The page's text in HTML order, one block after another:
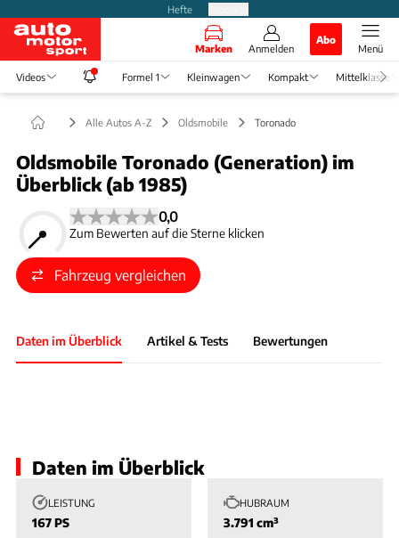
Hefte
Marken Anmelden
Abo
Menü
Videos Formel 1 Kleinwagen Kompakt Mittelklasse
Alle Autos A-Z Oldsmobile Toronado
Oldsmobile Toronado (Generation) im
Überblick (ab 1985)
0,0
Zum Bewerten auf die Sterne klicken
Fahrzeug vergleichen
Daten im Überblick Artikel & Tests Bewertungen
Daten im Überblick
LEISTUNG
167 PS
HUBRAUM
3.791 cm³